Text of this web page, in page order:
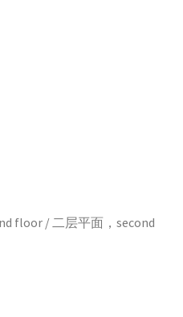
floor / 二层平面，second